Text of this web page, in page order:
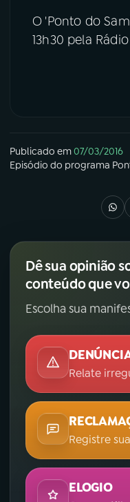
Instagram
O 'Ponto do
13h30 pela
Publicado em07/03/2016
Episódio do programa
Dê sua opinião
conteúdo que
Escolha sua
Relate
Registre
ELOGIO